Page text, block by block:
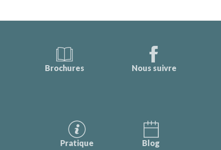
Brochures Nous suivre
Pratique Blog